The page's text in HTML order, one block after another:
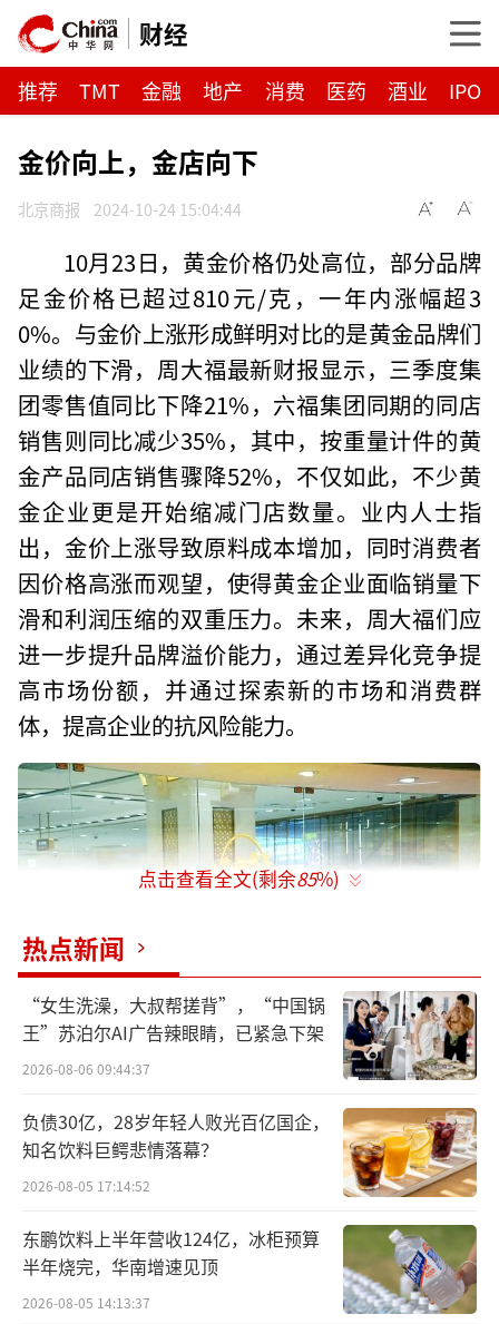
财经
推荐 TMT 金融 地产 消费 医药 酒业 IPO
金价向上，金店向下
北京商报 2024-10-24 15:04:44
10月23日，黄金价格仍处高位，部分品牌
足金价格已超过810元/克，一年内涨幅超3
0%。与金价上涨形成鲜明对比的是黄金品牌们
业绩的下滑，周大福最新财报显示，三季度集
团零售值同比下降21%，六福集团同期的同店
销售则同比减少35%，其中，按重量计件的黄
金产品同店销售骤降52%，不仅如此，不少黄
金企业更是开始缩减门店数量。业内人士指
出，金价上涨导致原料成本增加，同时消费者
因价格高涨而观望，使得黄金企业面临销量下
滑和利润压缩的双重压力。未来，周大福们应
进一步提升品牌溢价能力，通过差异化竞争提
高市场份额，并通过探索新的市场和消费群
体，提高企业的抗风险能力。
价格突破810元/克
黄金饰品的价格正一路“狂飙”。10月23
日，北京商报记者走访线下黄金门店发现，大
部分黄金品牌的足金金价已突破800元/克。其
中，周大福足金金价达815元/克，投资黄金金
价达708元/克；周生生足金金价达812元/克；
点击查看全文(剩余85%)
热点新闻
“女生洗澡，大叔帮搓背”，“中国锅
王”苏泊尔AI广告辣眼睛，已紧急下架
2026-08-06 09:44:37
负债30亿，28岁年轻人败光百亿国企，
知名饮料巨鳄悲情落幕？
2026-08-05 17:14:52
东鹏饮料上半年营收124亿，冰柜预算
半年烧完，华南增速见顶
2026-08-05 14:13:37